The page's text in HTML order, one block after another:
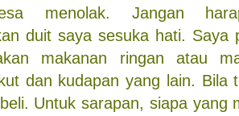
menolak. Jangan
duit saya sesuka hati. Saya
makanan ringan atau
dan kudapan yang lain. Bila
Untuk sarapan, siapa yang